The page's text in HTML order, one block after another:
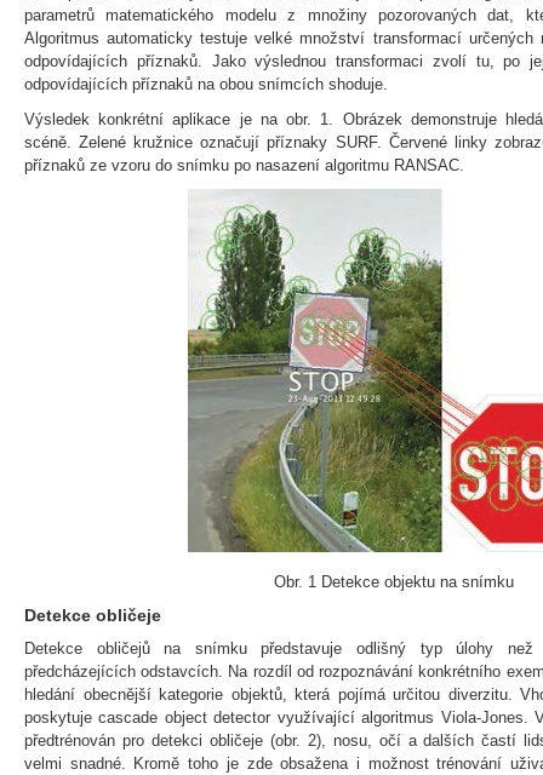
parametrů matematického modelu z množiny pozorovaných dat,
Algoritmus automaticky testuje velké množství transformací určených
odpovídajících příznaků. Jako výslednou transformaci zvolí tu, po
odpovídajících příznaků na obou snímcích shoduje.
Výsledek konkrétní aplikace je na obr. 1. Obrázek demonstruje
scéně. Zelené kružnice označují příznaky SURF. Červené linky
příznaků ze vzoru do snímku po nasazení algoritmu RANSAC.
Obr. 1 Detekce objektu na snímku
Detekce obličeje
Detekce obličejů na snímku představuje odlišný typ úlohy
předcházejících odstavcích. Na rozdíl od rozpoznávání konkrétního
hledání obecnější kategorie objektů, která pojímá určitou diverzitu.
poskytuje cascade object detector využívající algoritmus Viola-Jones.
předtrénován pro detekci obličeje (obr. 2), nosu, očí a dalších častí
velmi snadné. Kromě toho je zde obsažena i možnost trénování